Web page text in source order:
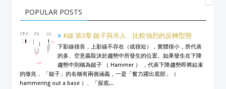
POPULAR POSTS
K線 第3章 鎚子與吊人…比較強烈的反轉型態
下影線很長，上影線不存在（或很短），實體很小，所代表
的多、空意義取決於趨勢中所發生的位置。如果發生在下降
趨勢中則稱為鎚子 （ Hammer ） ，代表下降趨勢即將結束
的徵兆， 「鎚子」的名稱有兩個涵義，一是「奮力躍出底部」（
hammering out a base ）、「探底...